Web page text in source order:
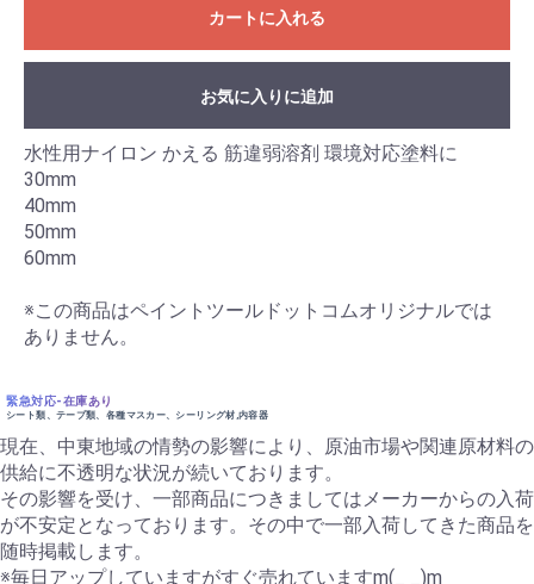
カートに入れる
お気に入りに追加
水性用ナイロン かえる 筋違弱溶剤 環境対応塗料に
30mm
40mm
50mm
60mm
※この商品はペイントツールドットコムオリジナルでは
ありません。
緊急対応-在庫あり
シート類、テープ類、各種マスカー、シーリング材,内容器
現在、中東地域の情勢の影響により、原油市場や関連原材料の
供給に不透明な状況が続いております。
その影響を受け、一部商品につきましてはメーカーからの入荷
が不安定となっております。その中で一部入荷してきた商品を
随時掲載します。
※毎日アップしていますがすぐ売れていますm(_ _)m